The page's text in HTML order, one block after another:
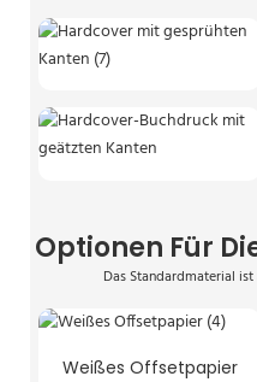
Optionen Für
Das Standardmaterial
Weißes Offsetpapier